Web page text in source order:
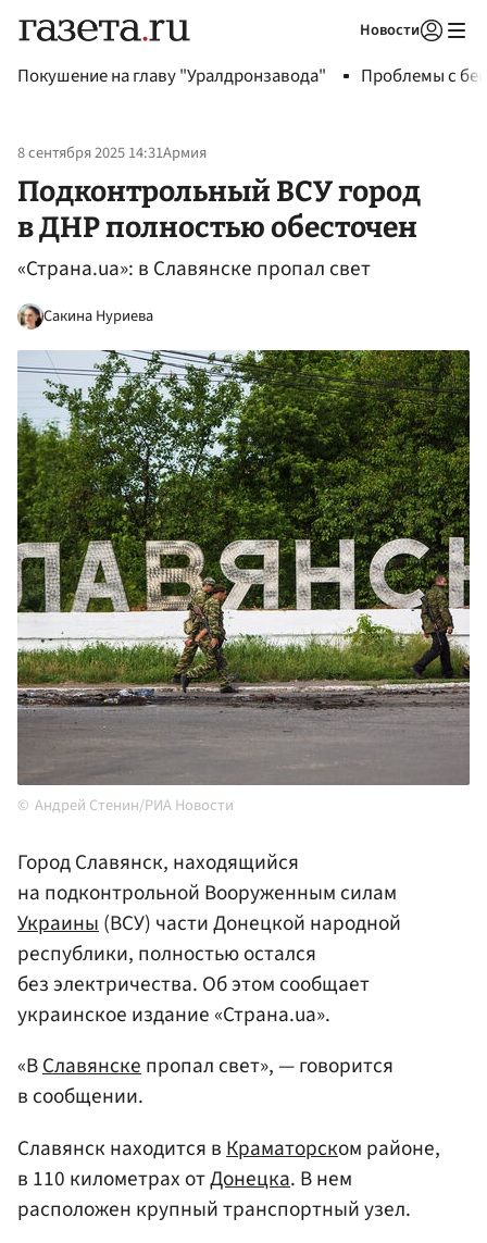
Новости
Покушение на главу "Уралдронзавода" Проблемы с
8 сентября 2025 14:31Армия
Подконтрольный ВСУ город
в ДНР полностью обесточен
«Страна.ua»: в Славянске пропал свет
Сакина Нуриева
Андрей Стенин/РИА Новости
Город Славянск, находящийся
на подконтрольной Вооруженным силам
Украины(ВСУ) части Донецкой народной
республики, полностью остался
без электричества. Об этом сообщает
украинское издание «Страна.ua».
«ВСлавянскепропал свет», — говорится
в сообщении.
Славянск находится в Краматорском районе,
в 110 километрах отДонецка. В нем
расположен крупный транспортный узел.